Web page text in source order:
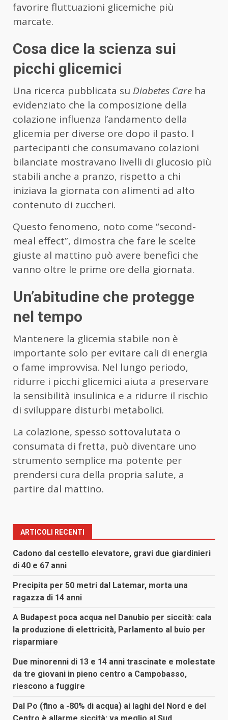
favorire fluttuazioni glicemiche più
marcate.
Cosa dice la scienza sui
picchi glicemici
Una ricerca pubblicata su Diabetes Care ha
evidenziato che la composizione della
colazione influenza l’andamento della
glicemia per diverse ore dopo il pasto. I
partecipanti che consumavano colazioni
bilanciate mostravano livelli di glucosio più
stabili anche a pranzo, rispetto a chi
iniziava la giornata con alimenti ad alto
contenuto di zuccheri.
Questo fenomeno, noto come “second-
meal effect”, dimostra che fare le scelte
giuste al mattino può avere benefici che
vanno oltre le prime ore della giornata.
Un’abitudine che protegge
nel tempo
Mantenere la glicemia stabile non è
importante solo per evitare cali di energia
o fame improvvisa. Nel lungo periodo,
ridurre i picchi glicemici aiuta a preservare
la sensibilità insulinica e a ridurre il rischio
di sviluppare disturbi metabolici.
La colazione, spesso sottovalutata o
consumata di fretta, può diventare uno
strumento semplice ma potente per
prendersi cura della propria salute, a
partire dal mattino.
ARTICOLI RECENTI
Cadono dal cestello elevatore, gravi due giardinieri
di 40 e 67 anni
Precipita per 50 metri dal Latemar, morta una
ragazza di 14 anni
A Budapest poca acqua nel Danubio per siccità: cala
la produzione di elettricità, Parlamento al buio per
risparmiare
Due minorenni di 13 e 14 anni trascinate e molestate
da tre giovani in pieno centro a Campobasso,
riescono a fuggire
Dal Po (fino a -80% di acqua) ai laghi del Nord e del
Centro è allarme siccità: va meglio al Sud